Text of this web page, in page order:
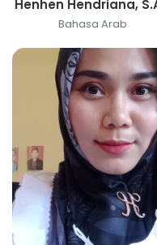
Henhen Hendriana,
Bahasa Arab